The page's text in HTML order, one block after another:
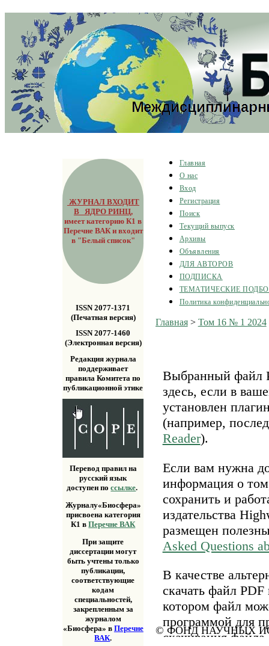
ЖУРНАЛ ВХОДИТ
В ЯДРО РИНЦ,
имеет категорию К1 в
Перечне ВАК и входит
в "Белый список"
ISSN 2077-1371
(Печатная версия)
ISSN 2077-1460
(Электронная версия)
Редакция журнала
поддерживает
правила Комитета по
публикационной этике
Перевод правил на
русский язык
доступен поссылке.
Журналу«Биосфера»
присвоена категория
К1 вПеречне ВАК
При защите
диссертации могут
быть учтены только
публикации,
соответствующие
кодам
специальностей,
закрепленным за
журналом
«Биосфера» в Перечне
ВАК.
Главная
О нас
Вход
Регистрация
Поиск
Текущий выпуск
Архивы
Объявления
ДЛЯ АВТОРОВ
ПОДПИСКА
ТЕМАТИЧЕСКИЕ
Политика
Главная> Том 16 № 1 2024
Выбранный файл
здесь, если в
установлен
(например,
Reader).
Если вам нужна
информация о
сохранить и
издательства
размещен
Asked Questions
В качестве
скачать файл
котором файл
программой для
скачивания
© ФОНД НАУЧНЫХ